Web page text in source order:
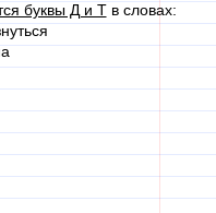
буквы Д и Тв словах: